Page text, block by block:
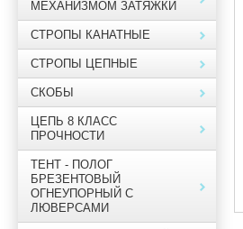
МЕХАНИЗМОМ ЗАТЯЖКИ
СТРОПЫ КАНАТНЫЕ
СТРОПЫ ЦЕПНЫЕ
СКОБЫ
ЦЕПЬ 8 КЛАСС
ПРОЧНОСТИ
ТЕНТ - ПОЛОГ
БРЕЗЕНТОВЫЙ
ОГНЕУПОРНЫЙ С
ЛЮВЕРСАМИ